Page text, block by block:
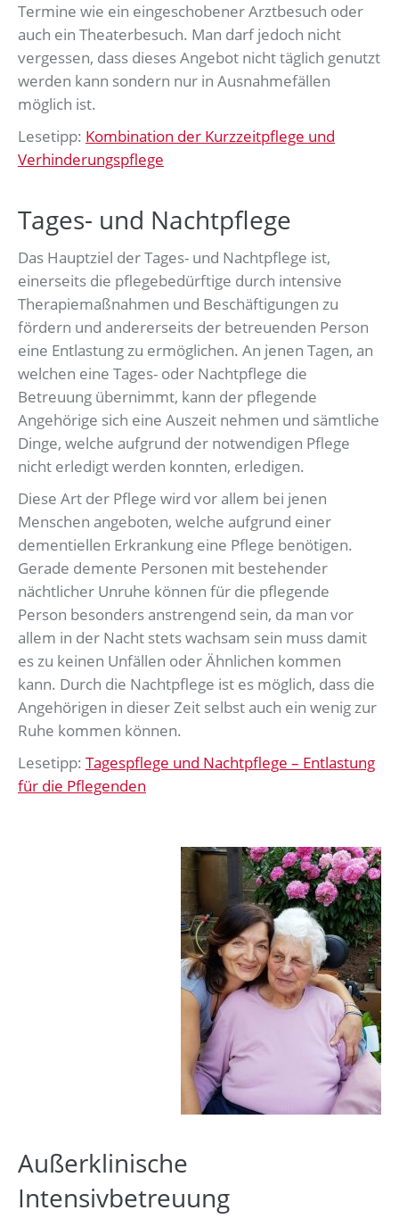
Termine wie ein eingeschobener Arztbesuch oder
auch ein Theaterbesuch. Man darf jedoch nicht
vergessen, dass dieses Angebot nicht täglich genutzt
werden kann sondern nur in Ausnahmefällen
möglich ist.
Lesetipp: Kombination der Kurzzeitpflege und
Verhinderungspflege
Tages- und Nachtpflege
Das Hauptziel der Tages- und Nachtpflege ist,
einerseits die pflegebedürftige durch intensive
Therapiemaßnahmen und Beschäftigungen zu
fördern und andererseits der betreuenden Person
eine Entlastung zu ermöglichen. An jenen Tagen, an
welchen eine Tages- oder Nachtpflege die
Betreuung übernimmt, kann der pflegende
Angehörige sich eine Auszeit nehmen und sämtliche
Dinge, welche aufgrund der notwendigen Pflege
nicht erledigt werden konnten, erledigen.
Diese Art der Pflege wird vor allem bei jenen
Menschen angeboten, welche aufgrund einer
dementiellen Erkrankung eine Pflege benötigen.
Gerade demente Personen mit bestehender
nächtlicher Unruhe können für die pflegende
Person besonders anstrengend sein, da man vor
allem in der Nacht stets wachsam sein muss damit
es zu keinen Unfällen oder Ähnlichen kommen
kann. Durch die Nachtpflege ist es möglich, dass die
Angehörigen in dieser Zeit selbst auch ein wenig zur
Ruhe kommen können.
Lesetipp: Tagespflege und Nachtpflege – Entlastung
für die Pflegenden
Außerklinische
Intensivbetreuung